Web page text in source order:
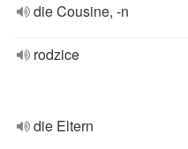
die Cousine, -n
rodzice
die Eltern